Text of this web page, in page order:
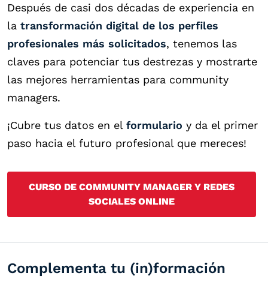
Después de casi dos décadas de experiencia en
la transformación digital de los perfiles
profesionales más solicitados, tenemos las
claves para potenciar tus destrezas y mostrarte
las mejores herramientas para community
managers.
¡Cubre tus datos en el formulario y da el primer
paso hacia el futuro profesional que mereces!
CURSO DE COMMUNITY MANAGER Y REDES
SOCIALES ONLINE
Complementa tu (in)formación